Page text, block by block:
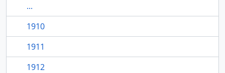
...
1910
1911
1912